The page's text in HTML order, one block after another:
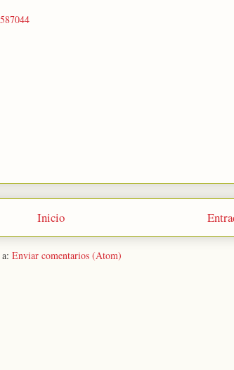
Inicio
Enviar comentarios (Atom)